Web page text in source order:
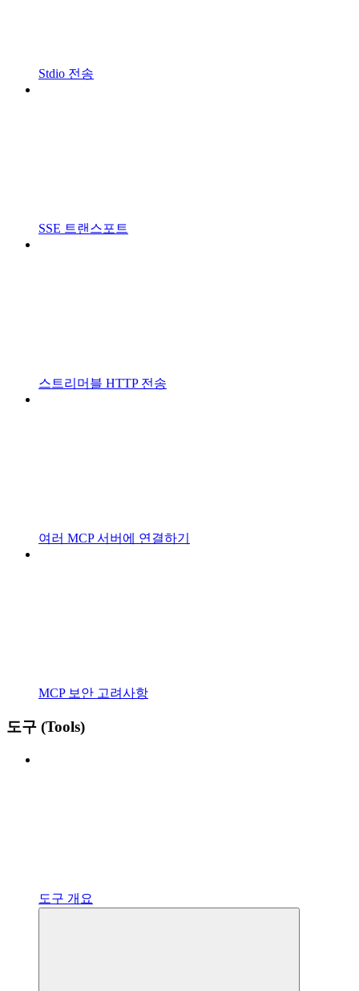
Stdio 전송
SSE 트랜스포트
스트리머블 HTTP 전송
여러 MCP 서버에 연결하기
MCP 보안 고려사항
도구 (Tools)
도구 개요